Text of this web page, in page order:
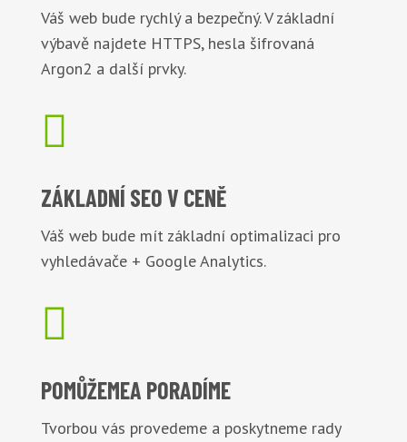
Váš web bude rychlý a bezpečný. V základní
výbavě najdete HTTPS, hesla šifrovaná
Argon2 a další prvky.

ZÁKLADNÍ SEO V CENĚ
Váš web bude mít základní optimalizaci pro
vyhledávače + Google Analytics.

POMŮŽEMEA PORADÍME
Tvorbou vás provedeme a poskytneme rady